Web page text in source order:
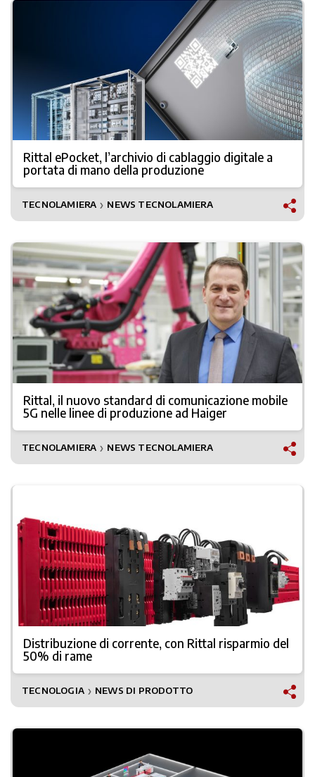
Rittal ePocket, l’archivio di cablaggio digitale a
portata di mano della produzione
TECNOLAMIERA ❯ NEWS TECNOLAMIERA
Rittal, il nuovo standard di comunicazione mobile
5G nelle linee di produzione ad Haiger
TECNOLAMIERA ❯ NEWS TECNOLAMIERA
Distribuzione di corrente, con Rittal risparmio del
50% di rame
TECNOLOGIA ❯ NEWS DI PRODOTTO